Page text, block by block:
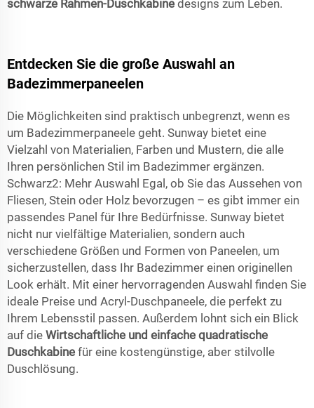
schwarze Rahmen-Duschkabine designs zum Leben.
Entdecken Sie die große Auswahl an
Badezimmerpaneelen
Die Möglichkeiten sind praktisch unbegrenzt, wenn es
um Badezimmerpaneele geht. Sunway bietet eine
Vielzahl von Materialien, Farben und Mustern, die alle
Ihren persönlichen Stil im Badezimmer ergänzen.
Schwarz2: Mehr Auswahl Egal, ob Sie das Aussehen von
Fliesen, Stein oder Holz bevorzugen – es gibt immer ein
passendes Panel für Ihre Bedürfnisse. Sunway bietet
nicht nur vielfältige Materialien, sondern auch
verschiedene Größen und Formen von Paneelen, um
sicherzustellen, dass Ihr Badezimmer einen originellen
Look erhält. Mit einer hervorragenden Auswahl finden Sie
ideale Preise und Acryl-Duschpaneele, die perfekt zu
Ihrem Lebensstil passen. Außerdem lohnt sich ein Blick
auf die Wirtschaftliche und einfache quadratische
Duschkabine für eine kostengünstige, aber stilvolle
Duschlösung.